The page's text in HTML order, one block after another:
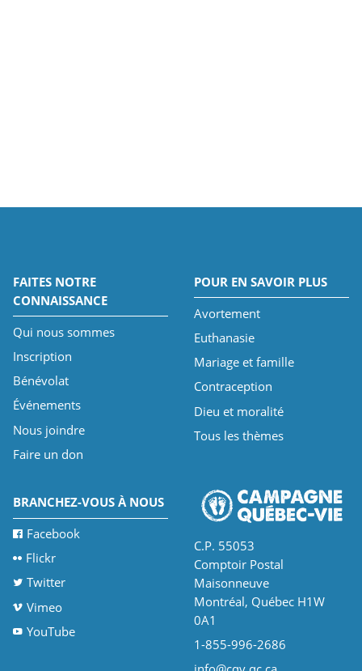
FAITES NOTRE
CONNAISSANCE
Qui nous sommes
Inscription
Bénévolat
Événements
Nous joindre
Faire un don
POUR EN SAVOIR PLUS
Avortement
Euthanasie
Mariage et famille
Contraception
Dieu et moralité
Tous les thèmes
BRANCHEZ-VOUS À NOUS
Facebook
Flickr
Twitter
Vimeo
YouTube
C.P. 55053
Comptoir Postal
Maisonneuve
Montréal, Québec H1W
0A1
1-855-996-2686